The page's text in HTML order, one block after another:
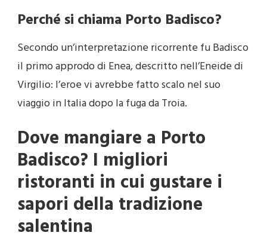
Perché si chiama Porto Badisco?
Secondo un’interpretazione ricorrente fu Badisco
il primo approdo di Enea, descritto nell’Eneide di
Virgilio: l’eroe vi avrebbe fatto scalo nel suo
viaggio in Italia dopo la fuga da Troia.
Dove mangiare a Porto
Badisco? I migliori
ristoranti in cui gustare i
sapori della tradizione
salentina